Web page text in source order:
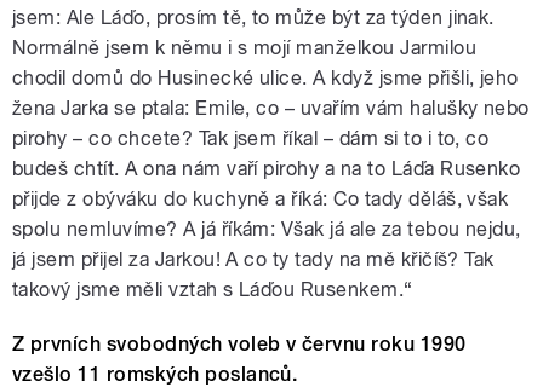
jsem: Ale Láďo, prosím tě, to může být za týden jinak.
Normálně jsem k němu i s mojí manželkou Jarmilou
chodil domů do Husinecké ulice. A když jsme přišli, jeho
žena Jarka se ptala: Emile, co – uvařím vám halušky nebo
pirohy – co chcete? Tak jsem říkal – dám si to i to, co
budeš chtít. A ona nám vaří pirohy a na to Láďa Rusenko
přijde z obýváku do kuchyně a říká: Co tady děláš, však
spolu nemluvíme? A já říkám: Však já ale za tebou nejdu,
já jsem přijel za Jarkou! A co ty tady na mě křičíš? Tak
takový jsme měli vztah s Láďou Rusenkem.“
Z prvních svobodných voleb v červnu roku 1990
vzešlo 11 romských poslanců.